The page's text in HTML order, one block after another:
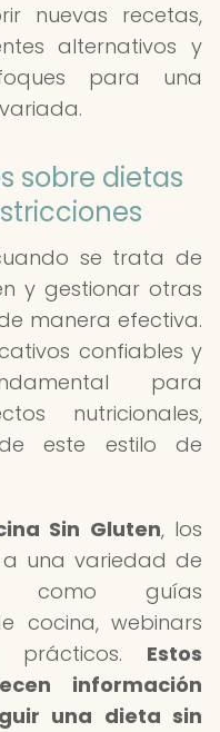
nuevas recetas,
alternativos y
para una
sobre dietas
se trata de
y gestionar otras
manera efectiva.
confiables y
para
nutricionales,
este estilo de
Sin Gluten, los
una variedad de
como guías
cocina, webinars
prácticos. Estos
información
una dieta sin